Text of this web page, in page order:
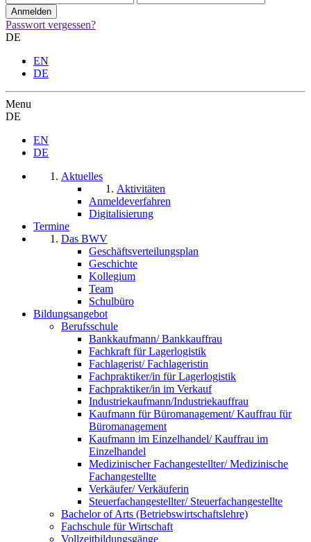
Passwort vergessen?
DE
EN
DE
Menu
DE
EN
DE
Aktuelles
Aktivitäten
Anmeldeverfahren
Digitalisierung
Termine
Das BWV
Geschäftsverteilungsplan
Geschichte
Kollegium
Team
Schulbüro
Bildungsangebot
Berufsschule
Bankkaufmann/ Bankkauffrau
Fachkraft für Lagerlogistik
Fachlagerist/ Fachlageristin
Fachpraktiker/in für Lagerlogistik
Fachpraktiker/in im Verkauf
Industriekaufmann/Industriekauffrau
Kaufmann für Büromanagement/ Kauffrau für
Büromanagement
Kaufmann im Einzelhandel/ Kauffrau im
Einzelhandel
Medizinischer Fachangestellter/ Medizinische
Fachangestellte
Verkäufer/ Verkäuferin
Steuerfachangestellter/ Steuerfachangestellte
Bachelor of Arts (Betriebswirtschaftslehre)
Fachschule für Wirtschaft
Vollzeitbildungsgänge